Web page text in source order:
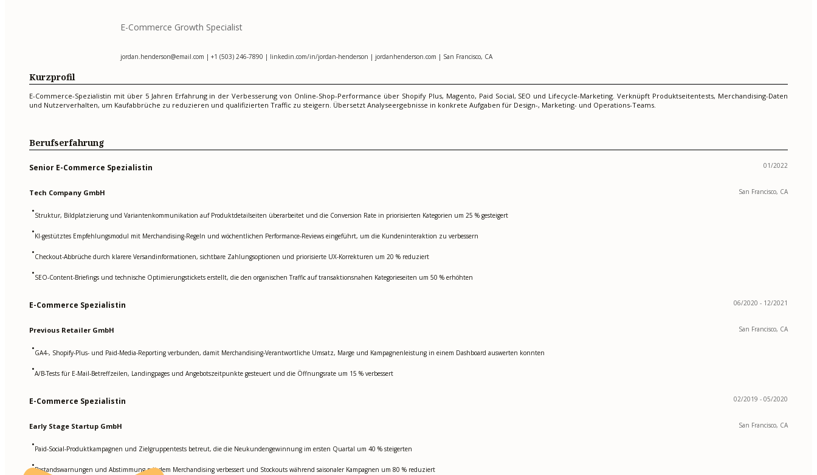
E-Commerce Growth Specialist
jordan.henderson@email.com | +1 (503) 246-7890 | linkedin.com/in/jordan-henderson | jordanhenderson.com | San Francisco, CA
Kurzprofil
E-Commerce-Spezialistin mit über 5 Jahren Erfahrung in der Verbesserung von Online-Shop-Performance über Shopify Plus, Magento, Paid Social, SEO und Lifecycle-Marketing. Verknüpft Produktseitentests, Merchandising-Daten
und Nutzerverhalten, um Kaufabbrüche zu reduzieren und qualifizierten Traffic zu steigern. Übersetzt Analyseergebnisse in konkrete Aufgaben für Design-, Marketing- und Operations-Teams.
Berufserfahrung
Senior E-Commerce Spezialistin 01/2022
Tech Company GmbH San Francisco, CA
•Struktur, Bildplatzierung und Variantenkommunikation auf Produktdetailseiten überarbeitet und die Conversion Rate in priorisierten Kategorien um 25 % gesteigert
•KI-gestütztes Empfehlungsmodul mit Merchandising-Regeln und wöchentlichen Performance-Reviews eingeführt, um die Kundeninteraktion zu verbessern
•Checkout-Abbrüche durch klarere Versandinformationen, sichtbare Zahlungsoptionen und priorisierte UX-Korrekturen um 20 % reduziert
•SEO-Content-Briefings und technische Optimierungstickets erstellt, die den organischen Traffic auf transaktionsnahen Kategorieseiten um 50 % erhöhten
E-Commerce Spezialistin 06/2020 - 12/2021
Previous Retailer GmbH San Francisco, CA
•GA4-, Shopify-Plus- und Paid-Media-Reporting verbunden, damit Merchandising-Verantwortliche Umsatz, Marge und Kampagnenleistung in einem Dashboard auswerten konnten
•A/B-Tests für E-Mail-Betreffzeilen, Landingpages und Angebotszeitpunkte gesteuert und die Öffnungsrate um 15 % verbessert
E-Commerce Spezialistin 02/2019 - 05/2020
Early Stage Startup GmbH San Francisco, CA
•Paid-Social-Produktkampagnen und Zielgruppentests betreut, die die Neukundengewinnung im ersten Quartal um 40 % steigerten
•Bestandswarnungen und Abstimmung mit dem Merchandising verbessert und Stockouts während saisonaler Kampagnen um 80 % reduziert